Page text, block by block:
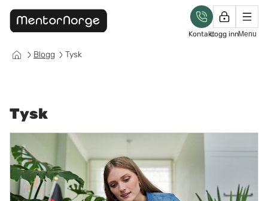
Logg innMenu
Kontakt
Blogg Tysk
Tysk